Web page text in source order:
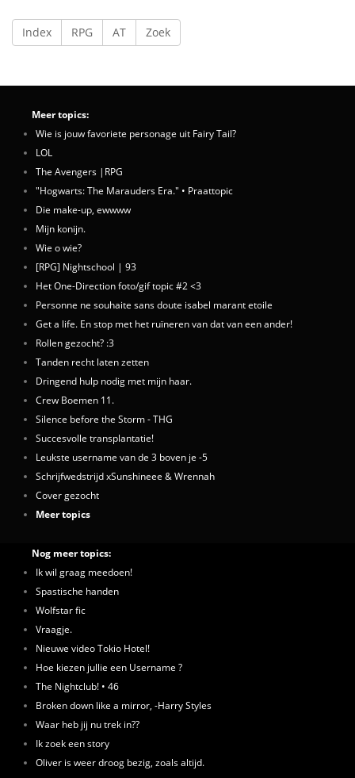
Index RPG AT Zoek
Meer topics:
Wie is jouw favoriete personage uit Fairy Tail?
LOL
The Avengers |RPG
"Hogwarts: The Marauders Era." • Praattopic
Die make-up, ewwww
Mijn konijn.
Wie o wie?
[RPG] Nightschool | 93
Het One-Direction foto/gif topic #2 <3
Personne ne souhaite sans doute isabel marant etoile
Get a life. En stop met het ruïneren van dat van een ander!
Rollen gezocht? :3
Tanden recht laten zetten
Dringend hulp nodig met mijn haar.
Crew Boemen 11.
Silence before the Storm - THG
Succesvolle transplantatie!
Leukste username van de 3 boven je -5
Schrijfwedstrijd xSunshineee & Wrennah
Cover gezocht
Meer topics
Nog meer topics:
Ik wil graag meedoen!
Spastische handen
Wolfstar fic
Vraagje.
Nieuwe video Tokio Hotel!
Hoe kiezen jullie een Username ?
The Nightclub! • 46
Broken down like a mirror, -Harry Styles
Waar heb jij nu trek in??
Ik zoek een story
Oliver is weer droog bezig, zoals altijd.